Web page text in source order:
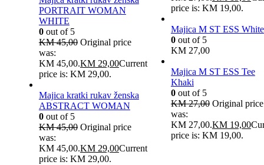
PORTRAIT WOMAN
WHITE
0out of 5
KM45,00 Original price
was:
KM 45,00.KM29,00Current
price is: KM 29,00.
Majica kratki rukav ženska
ABSTRACT WOMAN
0out of 5
KM45,00 Original price
was:
KM 45,00.KM29,00Current
price is: KM 29,00.
price is: KM 19,00.
Majica M ST ESS White
0out of 5
KM27,00
Majica M ST ESS Tee
Khaki
0out of 5
KM27,00 Original price
was:
KM 27,00.KM19,00
price is: KM 19,00.